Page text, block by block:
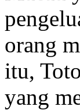
orang
itu,
yang